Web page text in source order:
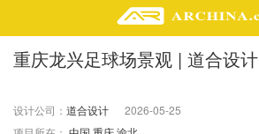
精选案例
景 观
重庆龙兴足球场景观 | 道合设计
设计公司： 道合设计
2026-05-25